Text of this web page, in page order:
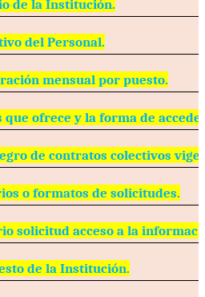
de la Institución.
del Personal.
mensual por puesto.
que ofrece y la forma de
de contratos colectivos
o formatos de solicitudes.
solicitud acceso a la
de la Institución.